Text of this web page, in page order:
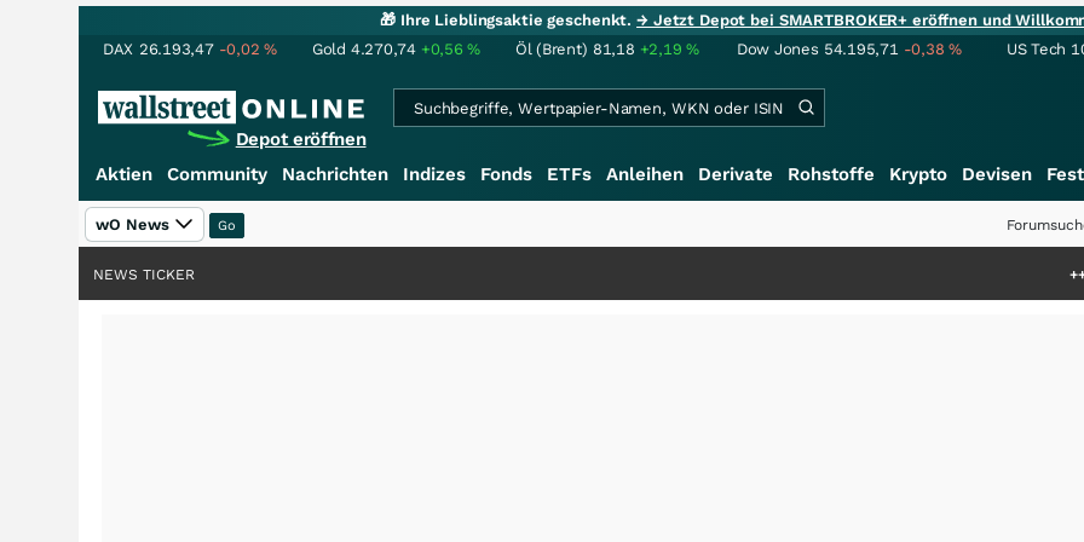
🎁 Ihre Lieblingsaktie geschenkt.→ Jetzt Depot bei SMARTBROKER+ eröffnen und
DAX 26.193,47 -0,02% Gold 4.270,74 +0,56% Öl (Brent) 81,18 +2,19% Dow Jones 54.195,71 -0,38% US Tech
Depot eröffnen
Aktien Community Nachrichten Indizes Fonds ETFs Anleihen Derivate Rohstoffe Krypto Devisen
wO News
NEWS TICKER